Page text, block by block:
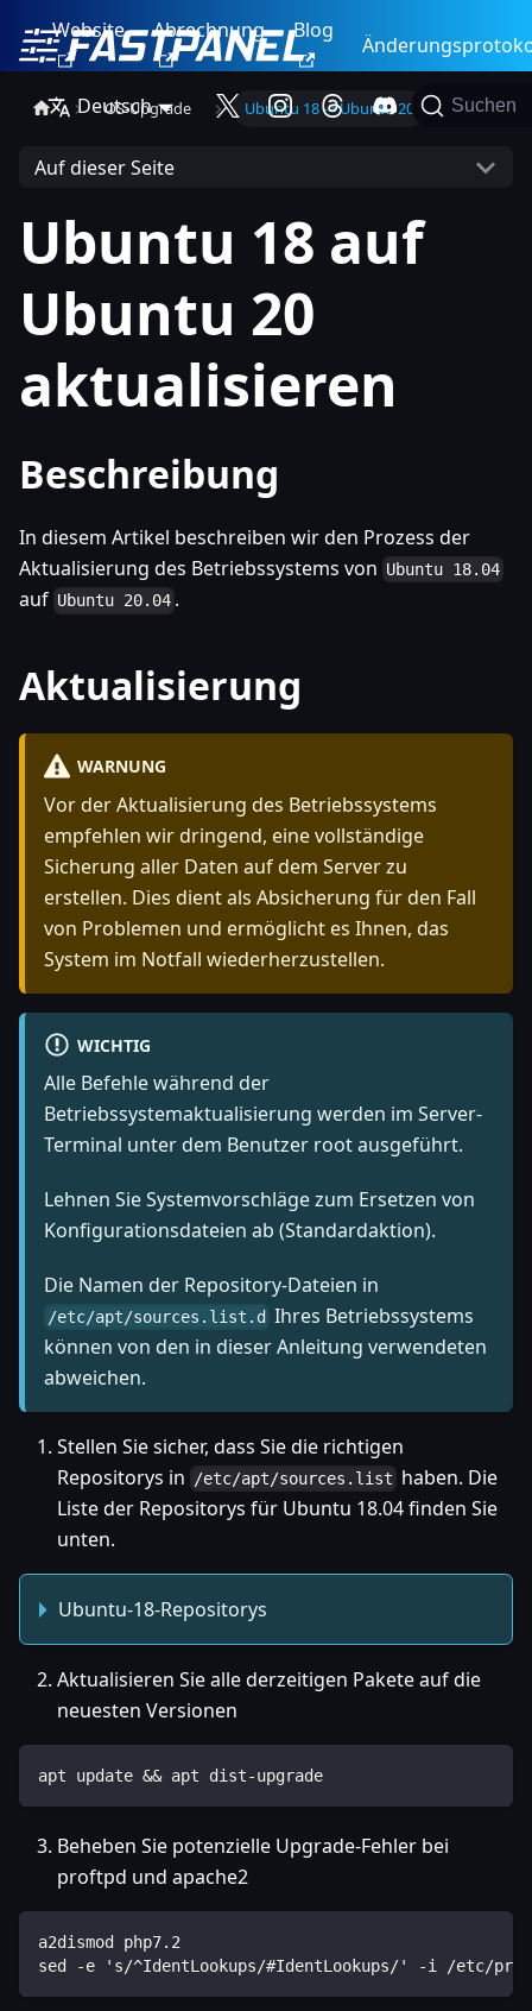
Website Abrechnung Blog
Deutsch Suchen
OS-Upgrade Ubuntu 18 -> Ubuntu 20
Auf dieser Seite
Ubuntu 18 auf
Ubuntu 20
aktualisieren
Beschreibung
In diesem Artikel beschreiben wir den Prozess der
Aktualisierung des Betriebssystems von Ubuntu 18.04
auf Ubuntu 20.04 .
Aktualisierung
WARNUNG
Vor der Aktualisierung des Betriebssystems
empfehlen wir dringend, eine vollständige
Sicherung aller Daten auf dem Server zu
erstellen. Dies dient als Absicherung für den Fall
von Problemen und ermöglicht es Ihnen, das
System im Notfall wiederherzustellen.
WICHTIG
Alle Befehle während der
Betriebssystemaktualisierung werden im Server-
Terminal unter dem Benutzer root ausgeführt.
Lehnen Sie Systemvorschläge zum Ersetzen von
Konfigurationsdateien ab (Standardaktion).
Die Namen der Repository-Dateien in
/etc/apt/sources.list.d Ihres Betriebssystems
können von den in dieser Anleitung verwendeten
abweichen.
Stellen Sie sicher, dass Sie die richtigen
Repositorys in /etc/apt/sources.list haben. Die
Liste der Repositorys für Ubuntu 18.04 finden Sie
unten.
Ubuntu-18-Repositorys
Aktualisieren Sie alle derzeitigen Pakete auf die
neuesten Versionen
apt update && apt dist-upgrade
Beheben Sie potenzielle Upgrade-Fehler bei
proftpd und apache2
a2dismod php7.2
sed -e 's/^IdentLookups/#IdentLookups/' -i /etc/